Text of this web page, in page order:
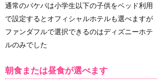
通常のバケパは小学生以下の子供をベッド利用
で設定するとオフィシャルホテルも選べますが
ファンダフルで選択できるのはディズニーホテ
ルのみでした
朝食または昼食が選べます